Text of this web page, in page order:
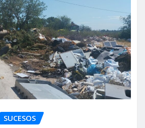
SUCESOS